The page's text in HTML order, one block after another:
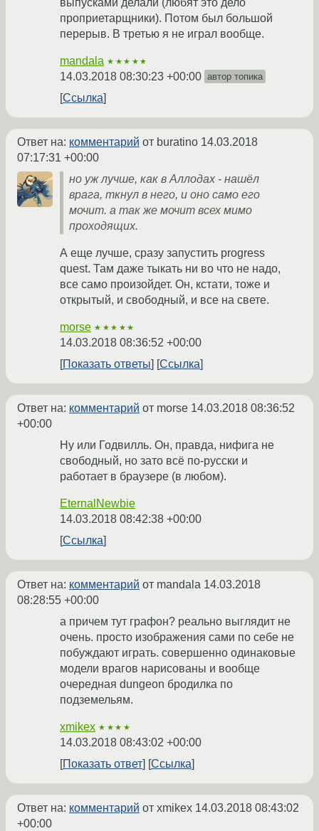
выпусками делали (любят это дело
проприетарщники). Потом был большой
перерыв. В третью я не играл вообще.
mandala ★★★★★
14.03.2018 08:30:23 +00:00 автор топика
Ссылка
Ответ на: комментарий от buratino 14.03.2018
07:17:31 +00:00
но уж лучше, как в Аллодах - нашёл
врага, ткнул в него, и оно само его
мочит. а так же мочит всех мимо
проходящих.
А еще лучше, сразу запустить progress
quest. Там даже тыкать ни во что не надо,
все само произойдет. Он, кстати, тоже и
открытый, и свободный, и все на свете.
morse ★★★★★
14.03.2018 08:36:52 +00:00
Показать ответы
Ссылка
Ответ на: комментарий от morse 14.03.2018 08:36:52
+00:00
Ну или Годвилль. Он, правда, нифига не
свободный, но зато всё по-русски и
работает в браузере (в любом).
EternalNewbie
14.03.2018 08:42:38 +00:00
Ссылка
Ответ на: комментарий от mandala 14.03.2018
08:28:55 +00:00
а причем тут графон? реально выглядит не
очень. просто изображения сами по себе не
побуждают играть. совершенно одинаковые
модели врагов нарисованы и вообще
очередная dungeon бродилка по
подземельям.
xmikex ★★★★
14.03.2018 08:43:02 +00:00
Показать ответ
Ссылка
Ответ на: комментарий от xmikex 14.03.2018 08:43:02
+00:00